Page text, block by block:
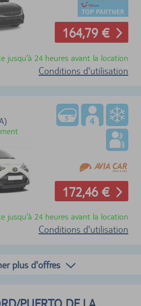
164,79 €
jusqu'à 24 heures avant la location
Conditions d'utilisation
172,46 €
jusqu'à 24 heures avant la location
Conditions d'utilisation
plus d'offres